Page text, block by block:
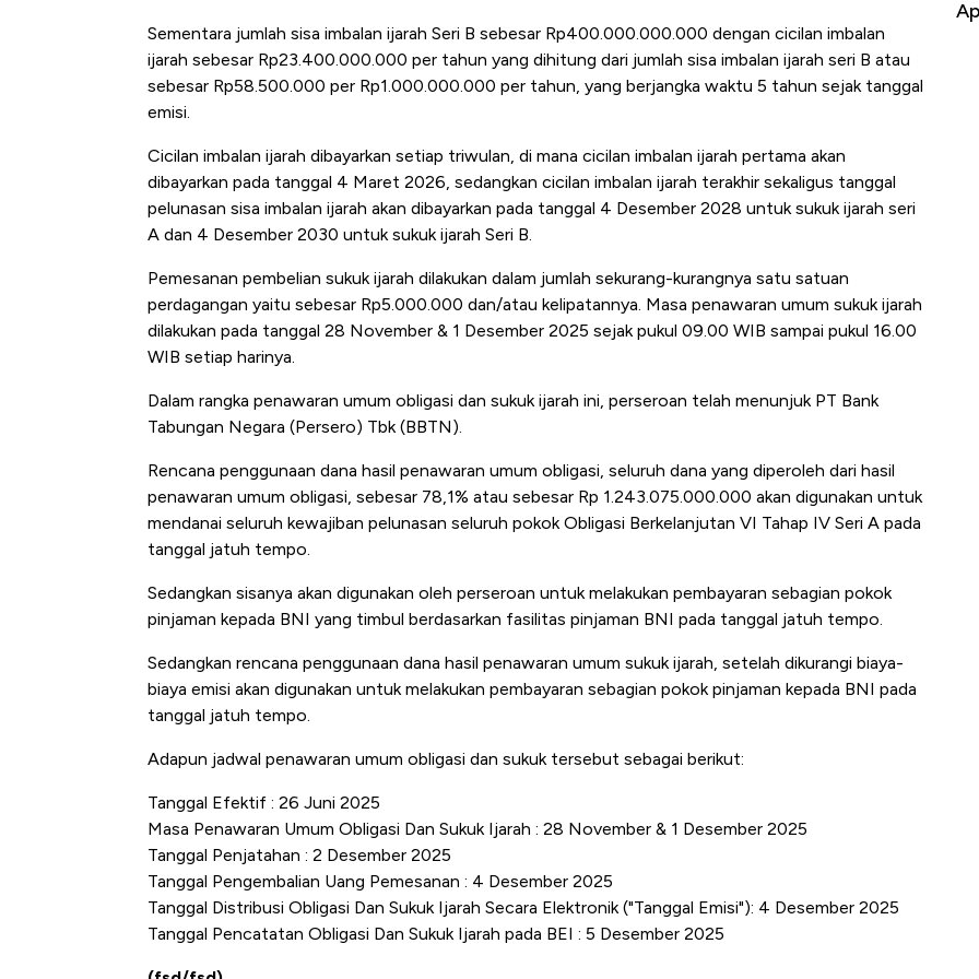
Sementara jumlah sisa imbalan ijarah Seri B sebesar Rp400.000.000.000 dengan cicilan imbalan
ijarah sebesar Rp23.400.000.000 per tahun yang dihitung dari jumlah sisa imbalan ijarah seri B atau
sebesar Rp58.500.000 per Rp1.000.000.000 per tahun, yang berjangka waktu 5 tahun sejak tanggal
emisi.
Cicilan imbalan ijarah dibayarkan setiap triwulan, di mana cicilan imbalan ijarah pertama akan
dibayarkan pada tanggal 4 Maret 2026, sedangkan cicilan imbalan ijarah terakhir sekaligus tanggal
pelunasan sisa imbalan ijarah akan dibayarkan pada tanggal 4 Desember 2028 untuk sukuk ijarah seri
A dan 4 Desember 2030 untuk sukuk ijarah Seri B.
Pemesanan pembelian sukuk ijarah dilakukan dalam jumlah sekurang-kurangnya satu satuan
perdagangan yaitu sebesar Rp5.000.000 dan/atau kelipatannya. Masa penawaran umum sukuk ijarah
dilakukan pada tanggal 28 November & 1 Desember 2025 sejak pukul 09.00 WIB sampai pukul 16.00
WIB setiap harinya.
Dalam rangka penawaran umum obligasi dan sukuk ijarah ini, perseroan telah menunjuk PT Bank
Tabungan Negara (Persero) Tbk (BBTN).
Rencana penggunaan dana hasil penawaran umum obligasi, seluruh dana yang diperoleh dari hasil
penawaran umum obligasi, sebesar 78,1% atau sebesar Rp 1.243.075.000.000 akan digunakan untuk
mendanai seluruh kewajiban pelunasan seluruh pokok Obligasi Berkelanjutan VI Tahap IV Seri A pada
tanggal jatuh tempo.
Sedangkan sisanya akan digunakan oleh perseroan untuk melakukan pembayaran sebagian pokok
pinjaman kepada BNI yang timbul berdasarkan fasilitas pinjaman BNI pada tanggal jatuh tempo.
Sedangkan rencana penggunaan dana hasil penawaran umum sukuk ijarah, setelah dikurangi biaya-
biaya emisi akan digunakan untuk melakukan pembayaran sebagian pokok pinjaman kepada BNI pada
tanggal jatuh tempo.
Adapun jadwal penawaran umum obligasi dan sukuk tersebut sebagai berikut:
Tanggal Efektif : 26 Juni 2025
Masa Penawaran Umum Obligasi Dan Sukuk Ijarah : 28 November & 1 Desember 2025
Tanggal Penjatahan : 2 Desember 2025
Tanggal Pengembalian Uang Pemesanan : 4 Desember 2025
Tanggal Distribusi Obligasi Dan Sukuk Ijarah Secara Elektronik ("Tanggal Emisi"): 4 Desember 2025
Tanggal Pencatatan Obligasi Dan Sukuk Ijarah pada BEI : 5 Desember 2025
Apa yang Sebenarnya